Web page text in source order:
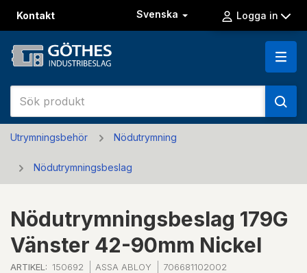
Kontakt Svenska Logga in
Utrymningsbehör Nödutrymning
Nödutrymningsbeslag
Nödutrymningsbeslag 179G
Vänster 42-90mm Nickel
ARTIKEL: 150692 ASSA ABLOY 706681102002